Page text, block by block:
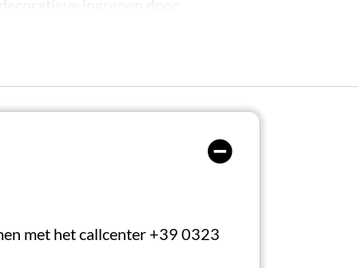
Speelgoedmuseum
kasteel, maar na het doorkruisen
met het callcenter +39 0323